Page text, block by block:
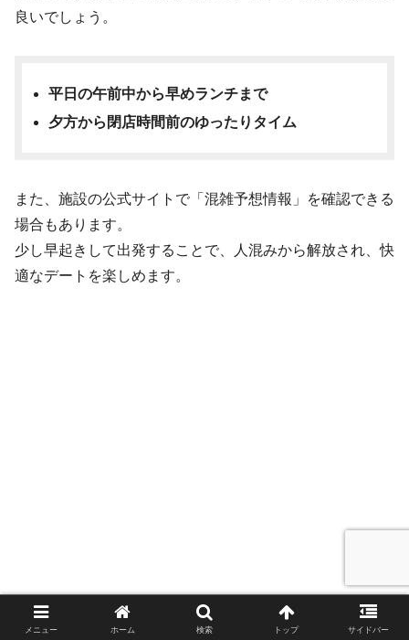
良いでしょう。
平日の午前中から早めランチまで
夕方から閉店時間前のゆったりタイム
また、施設の公式サイトで「混雑予想情報」を確認できる
場合もあります。
少し早起きして出発することで、人混みから解放され、快
適なデートを楽しめます。
メニュー ホーム 検索 トップ サイドバー